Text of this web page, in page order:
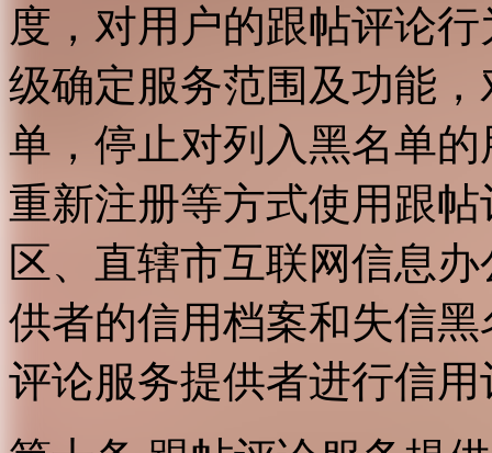
度，对用户的跟帖评论
级确定服务范围及功能
单，停止对列入黑名单
重新注册等方式使用跟
区、直辖市互联网信息
供者的信用档案和失信
评论服务提供者进行信用